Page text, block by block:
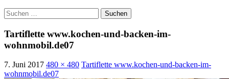
Suchen
nach:
Tartiflette www.kochen-und-backen-im-
wohnmobil.de07
7. Juni 2017 480 × 480 Tartiflette www.kochen-und-backen-im-
wohnmobil.de07